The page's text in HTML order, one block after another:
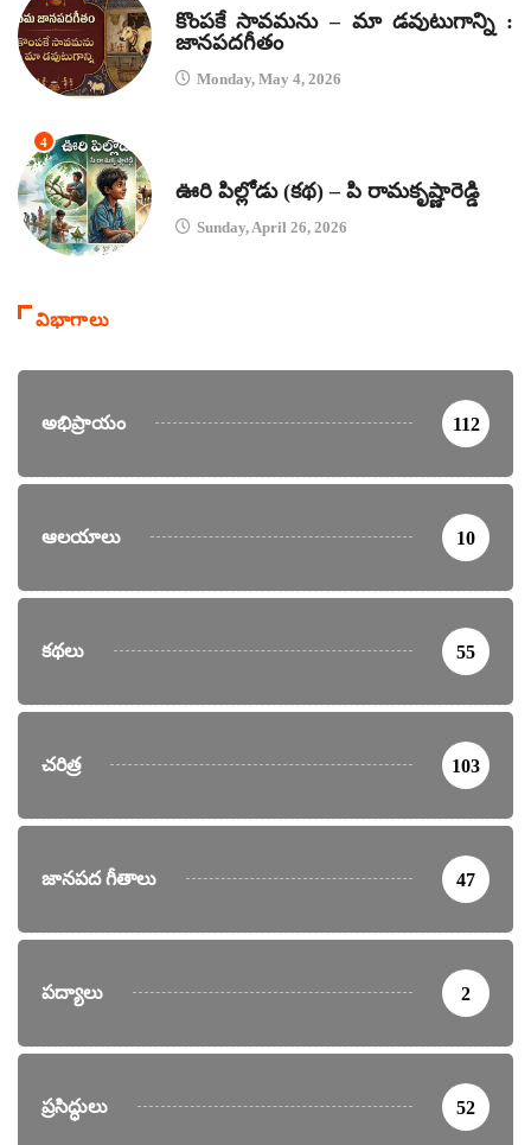
కొంపకే సావమను – మా డవుటుగాన్ని :
జానపదగీతం
Monday, May 4, 2026
4
ఊరి పిల్లోడు (కథ) – పి రామకృష్ణారెడ్డి
Sunday, April 26, 2026
విభాగాలు
అభిప్రాయం 112
ఆలయాలు 10
కథలు 55
చరిత్ర 103
జానపద గీతాలు 47
పద్యాలు 2
ప్రసిద్ధులు 52